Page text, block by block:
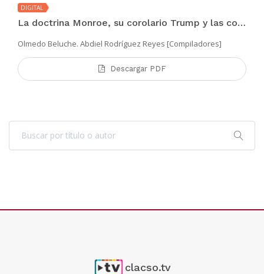
DIGITAL
La doctrina Monroe, su corolario Trump y las consecuencias para América Latina y Panamá
Olmedo Beluche. Abdiel Rodríguez Reyes [Compiladores]
Descargar PDF
clacso.tv